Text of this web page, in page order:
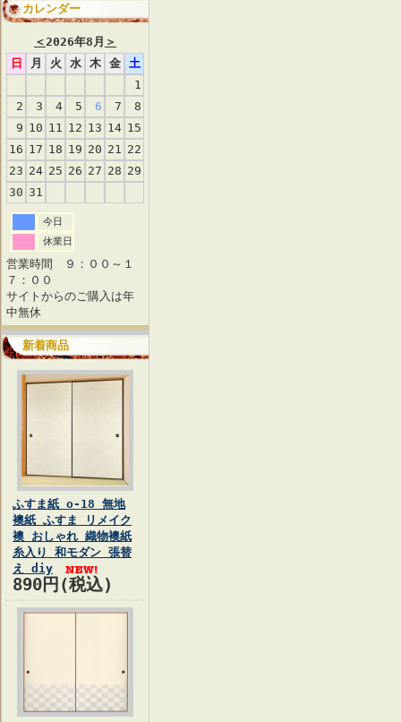
カレンダー
＜2026年8月 ＞
日
月 火 水 木 金
土
1
2
3 4 5 6 7
8
9 10 11 12 13 14 15
16 17 18 19 20 21 22
23 24 25 26 27 28 29
30 31
今日
休業日
営業時間 ９：００～１
７：００
サイトからのご購入は年
中無休
新着商品
ふすま紙 o-18 無地
襖紙 ふすま リメイク
襖 おしゃれ 織物襖紙
糸入り 和モダン 張替
え diy
890円(税込)